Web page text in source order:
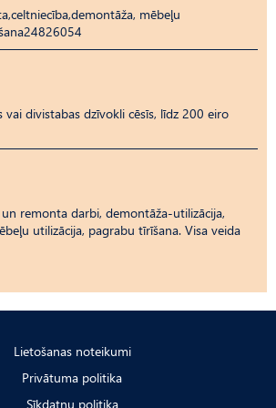
mēbeļu
vai divistabas dzīvokli cēsīs, līdz 200 eiro
un remonta darbi, demontāža-utilizācija,
utilizācija, pagrabu tīrīšana. Visa veida
Lietošanas noteikumi
Privātuma politika
Sīkdatņu politika